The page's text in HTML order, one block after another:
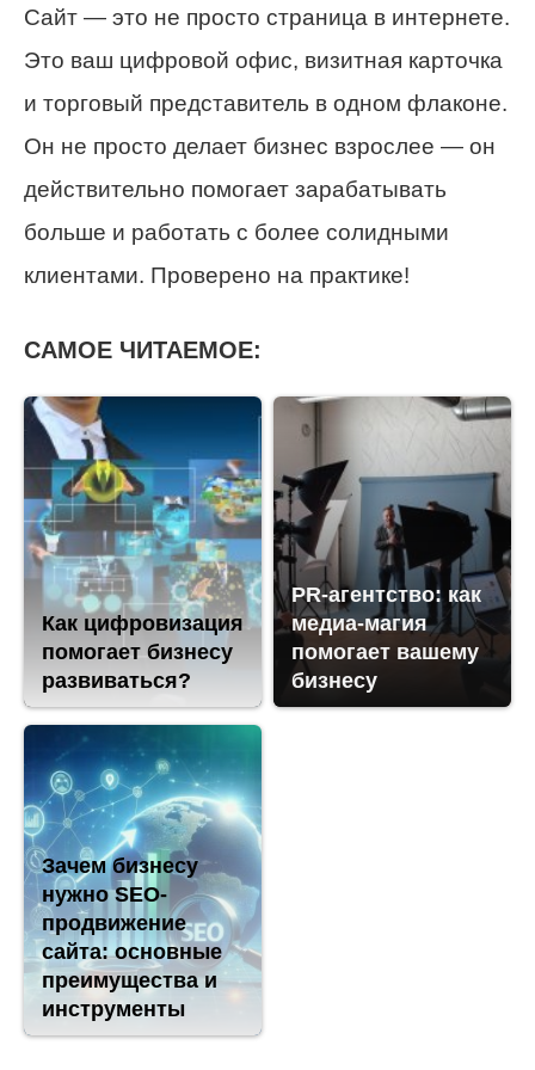
Сайт — это не просто страница в интернете.
Это ваш цифровой офис, визитная карточка
и торговый представитель в одном флаконе.
Он не просто делает бизнес взрослее — он
действительно помогает зарабатывать
больше и работать с более солидными
клиентами. Проверено на практике!
САМОЕ ЧИТАЕМОЕ:
Как цифровизация
помогает бизнесу
развиваться?
PR-агентство: как
медиа-магия
помогает вашему
бизнесу
Зачем бизнесу
нужно SEO-
продвижение
сайта: основные
преимущества и
инструменты